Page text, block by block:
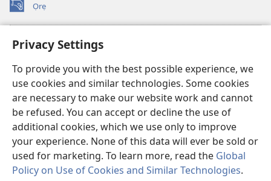
Privacy Settings
To provide you with the best possible experience, we
use cookies and similar technologies. Some cookies
are necessary to make our website work and cannot
be refused. You can accept or decline the use of
additional cookies, which we use only to improve
your experience. None of this data will ever be sold or
used for marketing. To learn more, read the Global
Policy on Use of Cookies and Similar Technologies.
Ọrẹ
(opens
new
ÀKÁ ÌWÉ ORÍ ÍŃTÁNẸ́Ẹ̀TÌ TI Watchtower™
(opens
window)JW Hub
(opens
new
window)JW Library
Watchtower Library ®